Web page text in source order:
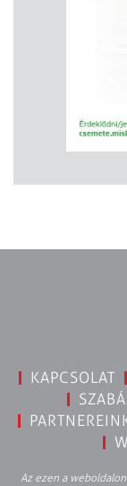
KAPCSOLAT
Az ezen a